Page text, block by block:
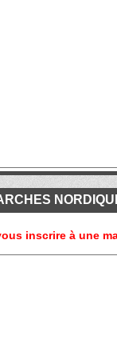
inscrire à une